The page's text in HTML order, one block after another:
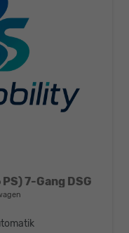
7-Gang DSG